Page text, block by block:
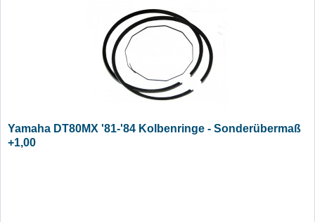
Yamaha DT80MX '81-'84 Kolbenringe - Sonderübermaß
+1,00